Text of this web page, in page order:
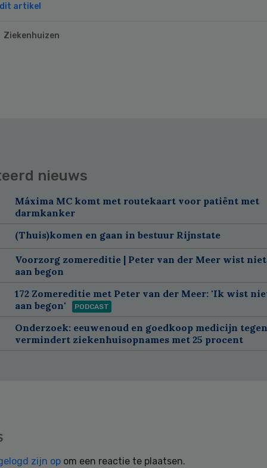
artikel
Ziekenhuizen
nieuws
Máxima MC komt met routekaart voor patiënt met
darmkanker
(Thuis)komen en gaan in bestuur Rijnstate
Voorzorg zomereditie | Peter van der Meer wist
aan begon
172 Zomereditie met Peter van der Meer: 'Ik wist
aan begon'
PODCAST
Onderzoek: eeuwenoud en goedkoop medicijn
vermindert ziekenhuisopnames met 25 procent
zijn op om een reactie te plaatsen.